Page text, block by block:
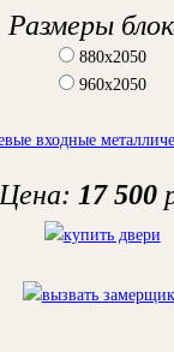
Размеры
880х2050
960х2050
Цена: 17 500